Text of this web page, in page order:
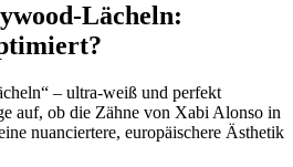
Lächeln:
– ultra-weiß und perfekt
auf, ob die Zähne von Xabi Alonso in
nuanciertere, europäischere Ästhetik